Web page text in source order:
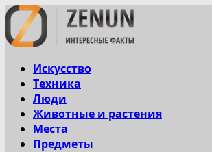
Искусство
Техника
Люди
Животные и растения
Места
Предметы